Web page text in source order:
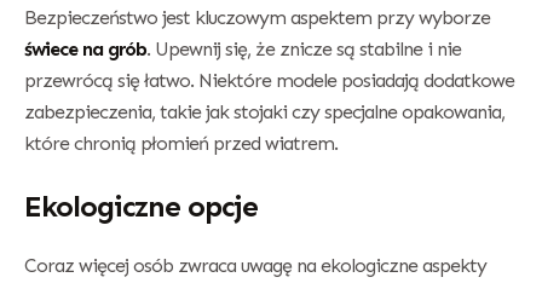
Bezpieczeństwo jest kluczowym aspektem przy wyborze
świece na grób. Upewnij się, że znicze są stabilne i nie
przewrócą się łatwo. Niektóre modele posiadają dodatkowe
zabezpieczenia, takie jak stojaki czy specjalne opakowania,
które chronią płomień przed wiatrem.
Ekologiczne opcje
Coraz więcej osób zwraca uwagę na ekologiczne aspekty